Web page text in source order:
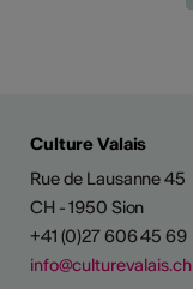
Culture Valais
Rue de Lausanne 45
CH - 1950 Sion
+41 (0)27 606 45 69
info@culturevalais.ch